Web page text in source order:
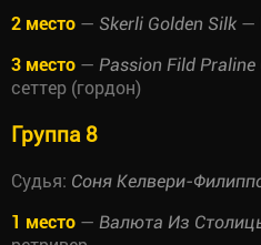
2 место — Skerli Golden Silk —
3 место — Passion Fild Praline
сеттер (гордон)
Группа 8
Судья: Соня Келвери-
1 место — Валюта Из